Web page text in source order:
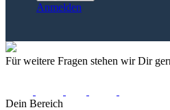
Anmelden
Für weitere Fragen stehen wir Dir
Dein Bereich